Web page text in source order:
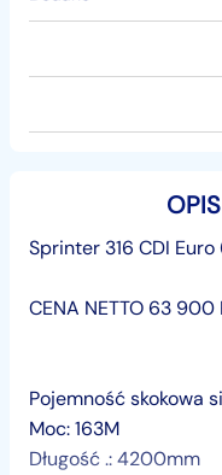
Sprinter 316 CDI
CENA NETTO 63 900
Pojemność skokowa
Moc: 163M
Długość .: 4200mm